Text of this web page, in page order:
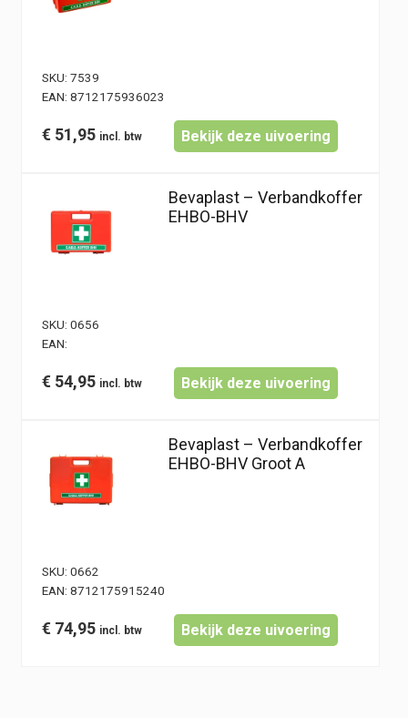
SKU: 7539
EAN: 8712175936023
€ 51,95 Bekijk deze uivoering
Bevaplast – Verbandkoffer
EHBO-BHV
SKU: 0656
EAN:
€ 54,95 Bekijk deze uivoering
Bevaplast – Verbandkoffer
EHBO-BHV Groot A
SKU: 0662
EAN: 8712175915240
€ 74,95 Bekijk deze uivoering